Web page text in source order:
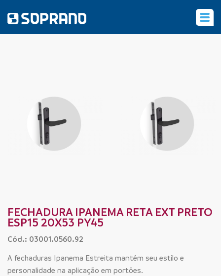
FECHADURA IPANEMA RETA EXT PRETO
ESP15 20X53 PY45
Cód.: 03001.0560.92
A fechaduras Ipanema Estreita mantém seu estilo e
personalidade na aplicação em portões.